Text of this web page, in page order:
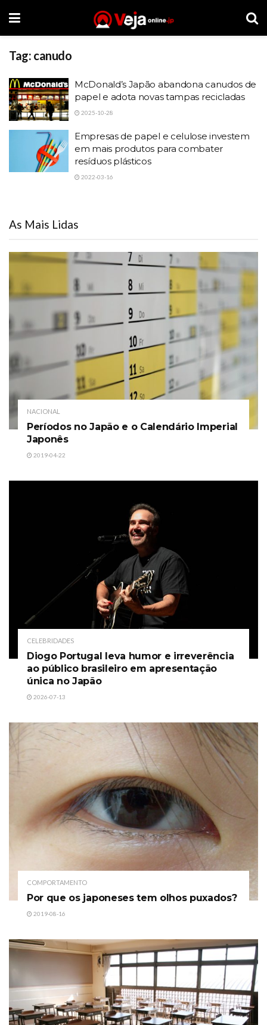
Tag: canudo
McDonald’s Japão abandona canudos de
papel e adota novas tampas recicladas
2025-10-28
Empresas de papel e celulose investem
em mais produtos para combater
resíduos plásticos
2022-03-16
As Mais Lidas
NACIONAL
Períodos no Japão e o Calendário Imperial
Japonês
2019-04-22
CELEBRIDADES
Diogo Portugal leva humor e irreverência
ao público brasileiro em apresentação
única no Japão
2026-07-13
COMPORTAMENTO
Por que os japoneses tem olhos puxados?
2019-08-16